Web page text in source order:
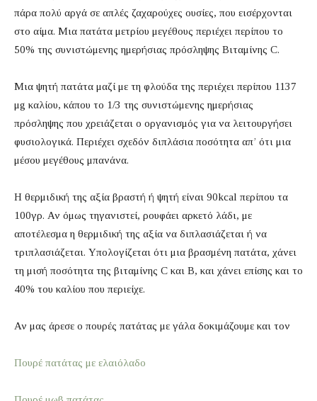
πάρα πολύ αργά σε απλές ζαχαρούχες ουσίες, που εισέρχονται
στο αίμα. Μια πατάτα μετρίου μεγέθους περιέχει περίπου το
50% της συνιστώμενης ημερήσιας πρόσληψης Βιταμίνης C.
Μια ψητή πατάτα μαζί με τη φλούδα της περιέχει περίπου 1137
μg καλίου, κάπου το 1/3 της συνιστώμενης ημερήσιας
πρόσληψης που χρειάζεται ο οργανισμός για να λειτουργήσει
φυσιολογικά. Περιέχει σχεδόν διπλάσια ποσότητα απ’ ότι μια
μέσου μεγέθους μπανάνα.
Η θερμιδική της αξία βραστή ή ψητή είναι 90kcal περίπου τα
100γρ. Αν όμως τηγανιστεί, ρουφάει αρκετό λάδι, με
αποτέλεσμα η θερμιδική της αξία να διπλασιάζεται ή να
τριπλασιάζεται. Υπολογίζεται ότι μια βρασμένη πατάτα, χάνει
τη μισή ποσότητα της βιταμίνης C και Β, και χάνει επίσης και το
40% του καλίου που περιείχε.
Αν μας άρεσε ο πουρές πατάτας με γάλα δοκιμάζουμε και τον
Πουρέ πατάτας με ελαιόλαδο